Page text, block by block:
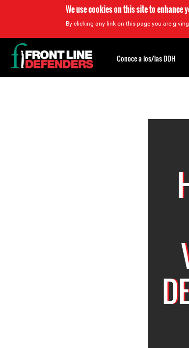
We use cookies on this site to enhance
By clicking any link on this page you are
Back
to
top
Conoce a los/las DDH